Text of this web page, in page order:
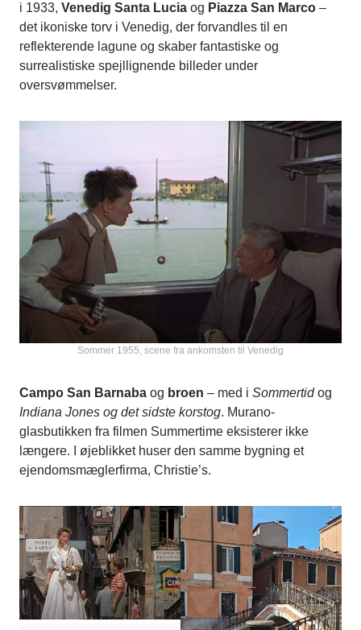
i 1933, Venedig Santa Lucia og Piazza San Marco –
det ikoniske torv i Venedig, der forvandles til en
reflekterende lagune og skaber fantastiske og
surrealistiske spejllignende billeder under
oversvømmelser.
Sommer 1955, scene fra ankomsten til Venedig
Campo San Barnaba og broen – med i Sommertidog
Indiana Jones og det sidste korstog. Murano-
glasbutikken fra filmen Summertime eksisterer ikke
længere. I øjeblikket huser den samme bygning et
ejendomsmæglerfirma, Christie’s.